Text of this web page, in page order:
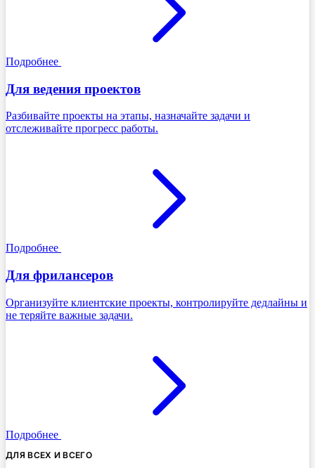
Подробнее
Для ведения проектов
Разбивайте проекты на этапы, назначайте задачи и
отслеживайте прогресс работы.
Подробнее
Для фрилансеров
Организуйте клиентские проекты, контролируйте дедлайны и
не теряйте важные задачи.
Подробнее
ДЛЯ ВСЕХ И ВСЕГО